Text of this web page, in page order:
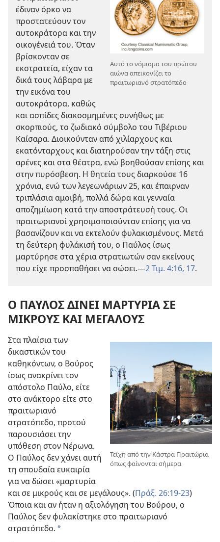
Αυτό το νόμισμα του πρώτου
αιώνα απεικονίζει το
πραιτωριανό στρατόπεδο
έδιναν όρκο να
προστατεύουν τον
αυτοκράτορα και την
οικογένειά του. Όταν
βρίσκονταν σε
εκστρατεία, είχαν τα
δικά τους λάβαρα με
την εικόνα του
αυτοκράτορα, καθώς
και ασπίδες διακοσμημένες συνήθως με
σκορπιούς, το ζωδιακό σύμβολο του Τιβέριου
Καίσαρα. Διοικούνταν από χιλίαρχους και
εκατόνταρχους και διατηρούσαν την τάξη στις
αρένες και στα θέατρα, ενώ βοηθούσαν επίσης και
στην πυρόσβεση. Η θητεία τους διαρκούσε 16
χρόνια, ενώ των λεγεωνάριων 25, και έπαιρναν
τριπλάσια αμοιβή, πολλά δώρα και γενναία
αποζημίωση κατά την αποστράτευσή τους. Οι
πραιτωριανοί χρησιμοποιούνταν επίσης για να
βασανίζουν και να εκτελούν φυλακισμένους. Μετά
τη δεύτερη φυλάκισή του, ο Παύλος ίσως
μαρτύρησε στα χέρια στρατιωτών σαν εκείνους
που είχε προσπαθήσει να σώσει.​—2 Τιμ. 4:16, 17.
Ο ΠΑΥΛΟΣ ΔΙΝΕΙ ΜΑΡΤΥΡΙΑ ΣΕ
ΜΙΚΡΟΥΣ ΚΑΙ ΜΕΓΑΛΟΥΣ
Τείχη από την Κάστρα Πραιτώρια
όπως φαίνονται σήμερα
Στα πλαίσια των
δικαστικών του
καθηκόντων, ο Βούρος
ίσως ανακρίνει τον
απόστολο Παύλο, είτε
στο ανάκτορο είτε στο
πραιτωριανό
στρατόπεδο, προτού
παρουσιάσει την
υπόθεση στον Νέρωνα.
Ο Παύλος δεν χάνει αυτή
τη σπουδαία ευκαιρία
για να δώσει «μαρτυρία
και σε μικρούς και σε μεγάλους». (Πράξ. 26:19-23)
Όποια και αν ήταν η αξιολόγηση του Βούρου, ο
Παύλος δεν φυλακίστηκε στο πραιτωριανό
στρατόπεδο. *